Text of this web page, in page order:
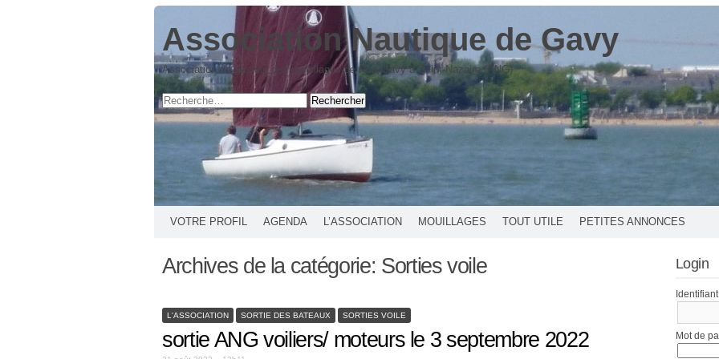
Association Nautique de Gavy
Association de gestion des mouillages de Port Gavy à Saint-Nazaire (ANG)
VOTRE PROFIL AGENDA L’ASSOCIATION MOUILLAGES TOUT UTILE PETITES ANNONCES
Archives de la catégorie: Sorties voile
L'ASSOCIATION SORTIE DES BATEAUX SORTIES VOILE
sortie ANG voiliers/ moteurs le 3 septembre 2022
Login
Identifiant
Mot de